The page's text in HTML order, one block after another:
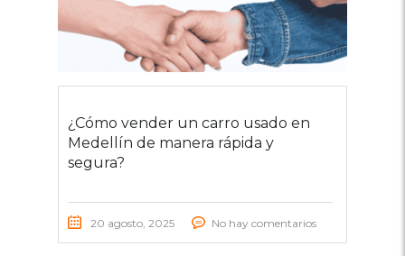
¿Cómo vender un carro usado en
Medellín de manera rápida y
segura?
20 agosto, 2025 No hay comentarios